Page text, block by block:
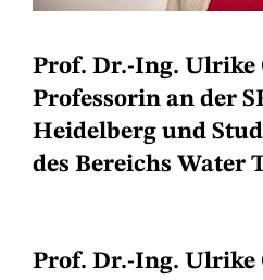
Prof. Dr.-Ing. Ulrike
Professorin an der
Heidelberg und
des Bereichs Water
Prof. Dr.-Ing. Ulrike